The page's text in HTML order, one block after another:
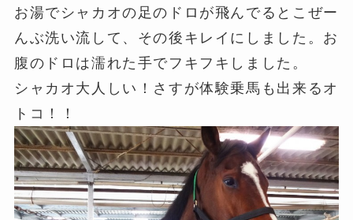
お湯でシャカオの足のドロが飛んでるとこぜー
んぶ洗い流して、その後キレイにしました。お
腹のドロは濡れた手でフキフキしました。
シャカオ大人しい！さすが体験乗馬も出来るオ
トコ！！